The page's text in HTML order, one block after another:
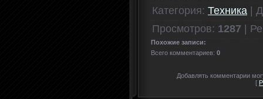
Категория: Техника |
Просмотров: 1287 |
Похожие записи:
Всего комментариев: 0
Добавлять комментарии
[